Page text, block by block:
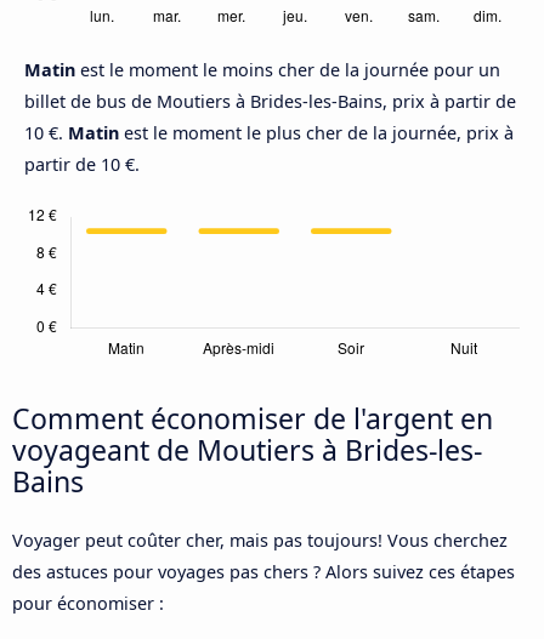
Matin est le moment le moins cher de la journée pour un
billet de bus de Moutiers à Brides-les-Bains, prix à partir de
10 €. Matin est le moment le plus cher de la journée, prix à
partir de 10 €.
Comment économiser de l'argent en
voyageant de Moutiers à Brides-les-
Bains
Voyager peut coûter cher, mais pas toujours! Vous cherchez
des astuces pour voyages pas chers ? Alors suivez ces étapes
pour économiser :